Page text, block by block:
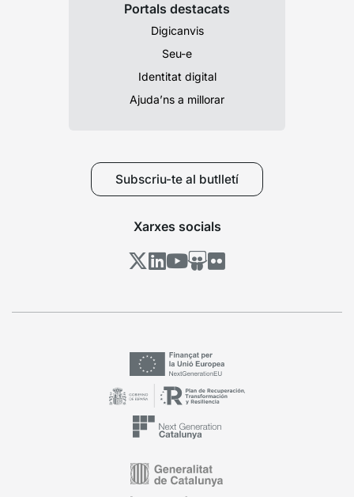
Portals destacats
Digicanvis
Seu-e
Identitat digital
Ajuda’ns a millorar
Subscriu-te al butlletí
Xarxes socials